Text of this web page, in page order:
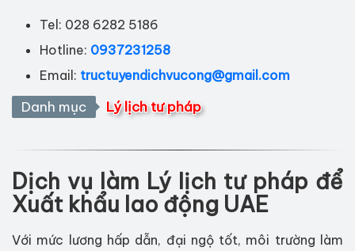
Tel: 028 6282 5186
Hotline: 0937231258
Email: tructuyendichvucong@gmail.com
Danh mục Lý lịch tư pháp
Dịch vụ làm Lý lịch tư pháp để
Xuất khẩu lao động UAE
Với mức lương hấp dẫn, đại ngộ tốt, môi trường làm